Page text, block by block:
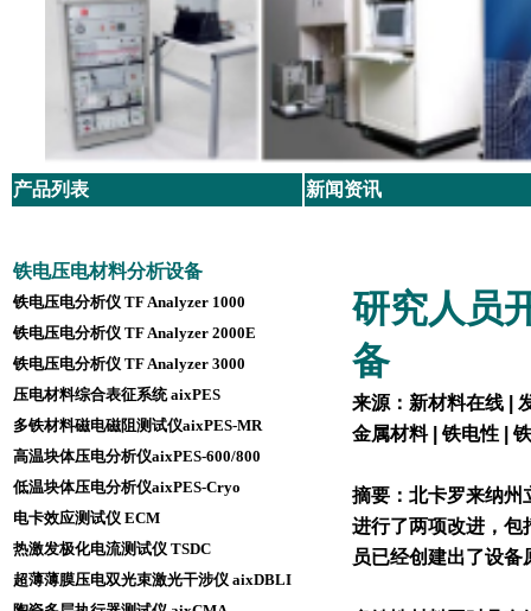
产品列表 新闻资讯
铁电压电材料分析设备
铁电压电分析仪 TF Analyzer 1000
铁电压电分析仪 TF Analyzer 2000E
铁电压电分析仪 TF Analyzer 3000
压电材料综合表征系统 aixPES
多铁材料磁电磁阻测试仪aixPES-MR
高温块体压电分析仪aixPES-600/800
低温块体压电分析仪aixPES-Cryo
电卡效应测试仪 ECM
热激发极化电流测试仪 TSDC
超薄薄膜压电双光束激光干涉仪 aixDBLI
研究人员
备
来源：新材料在线 |
金属材料 | 铁电性 |
摘要：北卡罗来纳
进行了两项改进，包
员已经创建出了设